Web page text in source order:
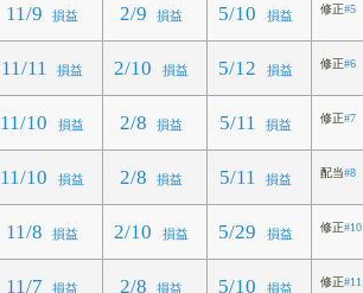
11/9 損益 2/9 損益 5/10 損益 修正#5
11/11 損益 2/10 損益 5/12 損益 修正#6
11/10 損益 2/8 損益 5/11 損益 修正#7
11/10 損益 2/8 損益 5/11 損益 配当#8
11/8 損益 2/10 損益 5/29 損益 修正#10
11/7 損益 2/8 損益 5/10 損益 修正#11